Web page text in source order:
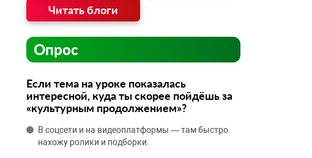
Читать блоги
Опрос
Если тема на уроке показалась
интересной, куда ты скорее пойдёшь за
«культурным продолжением»?
В соцсети и на видеоплатформы — там быстро
нахожу ролики и подборки.